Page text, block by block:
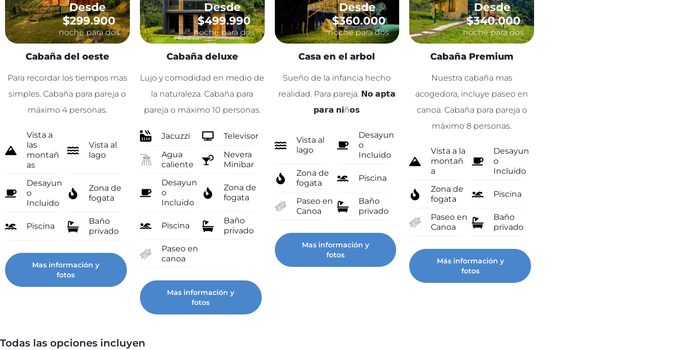
Desde
$299.900
noche para dos
Cabaña del oeste
Para recordar los tiempos mas
simples. Cabaña para pareja o
máximo 4 personas.
Vista a
las
montañ
as
Vista al
lago
Desayun
o
Incluido
Zona de
fogata
Piscina
Baño
privado
Mas información y
fotos
Desde
$499.990
noche para dos
Cabaña deluxe
Lujo y comodidad en medio de
la naturaleza. Cabaña para
pareja o máximo 10 personas.
Jacuzzi
Televisor
Agua
caliente
Nevera
Minibar
Desayun
o
Incluido
Zona de
fogata
Piscina
Baño
privado
Paseo en
canoa
Mas información y
fotos
Desde
$360.000
noche para dos
Casa en el arbol
Sueño de la infancia hecho
realidad. Para pareja. 𝗡𝗼 𝗮𝗽𝘁𝗮
𝗽𝗮𝗿𝗮 𝗻𝗶ñ𝗼𝘀
Vista al
lago
Desayun
o
Incluido
Zona de
fogata
Piscina
Paseo en
Canoa
Baño
privado
Mas información y
fotos
Desde
$340.000
noche para dos
Cabaña Premium
Nuestra cabaña mas
acogedora, incluye paseo en
canoa. Cabaña para pareja o
máximo 8 personas.
Vista a la
montañ
a
Desayun
o
Incluido
Zona de
fogata
Piscina
Paseo en
Canoa
Baño
privado
Más información y
fotos
Todas las opciones incluyen